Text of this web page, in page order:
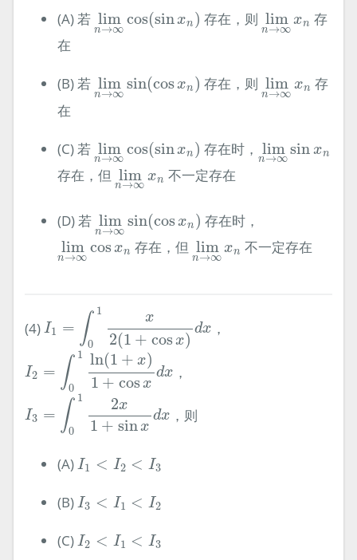
(A) 若 lim
n→∞
cos(sinxn )
limn →∞cos(sinxn)
存在，则 lim
n→∞
xn
limn→ ∞x
存
在
(B) 若 lim
n→∞
sin(cosxn )
limn →∞sin(cosxn)
存在，则 lim
n→∞
xn
limn → ∞x
存
在
(C) 若 lim
n→∞
cos(sin xn )
limn →∞cos(sinxn)
存在时， lim
n→∞
sin xn
limn→∞sin
存在，但 lim
n→∞
xn
limn → ∞xn
不一定存在
(D) 若 lim
n→∞
sin(cos xn )
limn →∞sin(cosxn)
存在时，
lim
n→∞
cos xn
limn →∞cosxn
存在，但 lim
n→∞
xn
limn→ ∞xn
不一定存在
(4) I1 = ∫
1
0
x
2(1 + cos x)
dx
x2
，
I2 = ∫
1
0
ln(1 + x)
1 + cos x
dx
ln(1 +x)1+ cosxdx
，
I3 = ∫
1
0
2x
1 + sinx
dx
012x 1+ sinxdx
，则
(A)I1 < I2 < I3
I1 <I2 <I 3
(B)I3 < I1 < I2
I3 <I1 <I 2
(C)I2 < I1 < I3
I2 <I1 <I 3